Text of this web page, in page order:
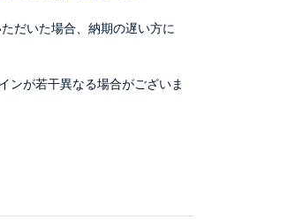
だいた場合、納期の遅い方に
ンが若干異なる場合がございま